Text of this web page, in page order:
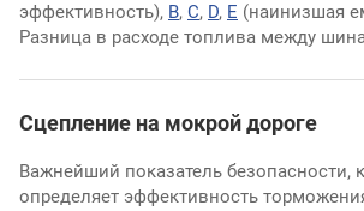
эффективность), B, C, D, E (наинизшая
Разница в расходе топлива между
Сцепление на мокрой дороге
Важнейший показатель безопасности,
определяет эффективность